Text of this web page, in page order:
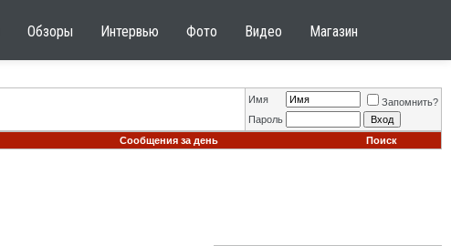
Обзоры Интервью Фото Видео Магазин
Имя
Запомнить?
Пароль
Сообщения за день Поиск